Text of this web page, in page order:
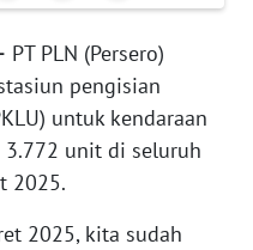
PT PLN (Persero)
pengisian
untuk kendaraan
unit di seluruh
2025.
2025, kita sudah